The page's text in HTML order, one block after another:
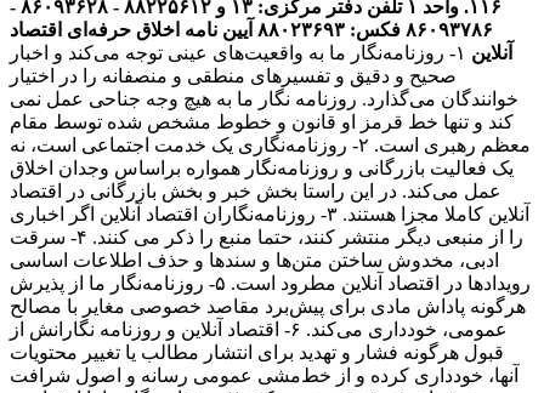
۱۱۶. واحد ۱
تلفن دفتر مرکزی: ۱۳ و ۸۸۲۲۵۶۱۲ - ۸۶۰۹۳۶۲۸ -
۸۶۰۹۳۷۸۶ فکس: ۸۸۰۲۳۶۹۳
آیین نامه اخلاق حرفه‌ای اقتصاد
آنلاین
۱- روزنامه‌نگار ما به واقعیت‌های عینی توجه می‌کند و اخبار
صحیح و دقیق و تفسیرهای منطقی و منصفانه را در اختیار
خوانندگان می‌گذارد. روزنامه نگار ما به هیچ وجه جناحی عمل نمی
کند و تنها خط قرمز او قانون و خطوط مشخص شده توسط مقام
معظم رهبری است. ۲- روزنامه‌نگاری یک خدمت اجتماعی است، نه
یک فعالیت بازرگانی و روزنامه‌نگار همواره براساس وجدان اخلاق
عمل می‌کند. در این راستا بخش خبر و بخش بازرگانی در اقتصاد
آنلاین کاملا مجزا هستند. ۳- روزنامه‌نگاران اقتصاد آنلاین اگر اخباری
را از منبعی دیگر منتشر کنند، حتما منبع را ذکر می کنند. ۴- سرقت
ادبی، مخدوش ساختن متن‌ها و سندها و حذف اطلاعات اساسی
رویدادها در اقتصاد آنلاین مطرود است. ۵- روزنامه‌نگار ما از پذیرش
هرگونه پاداش مادی برای پیش‌برد مقاصد خصوصی مغایر با مصالح
عمومی، خودداری می‌کند. ۶- اقتصاد آنلاین و روزنامه نگارانش از
قبول هرگونه فشار و تهدید برای انتشار مطالب یا تغییر محتویات
آنها، خودداری کرده و از خط‌مشی عمومی رسانه و اصول شرافت